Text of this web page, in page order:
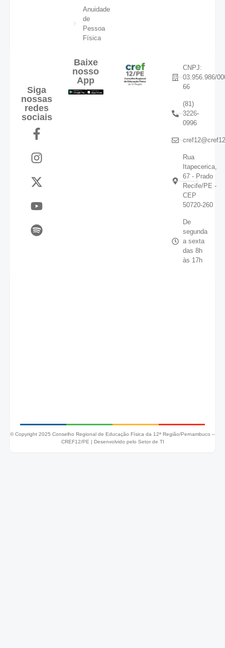
Anuidade
de
Pessoa
Física
Siga
nossas
redes
sociais
Baixe
nosso
App
CNPJ:
03.956.986/
66
(81)
3226-
0996
Rua
Itapecerica,
67 - Prado
Recife/PE -
CEP
50720-260
De
segunda
a sexta
das 8h
às 17h
© Copyright 2025 Conselho Regional de Educação Física da 12ª Região/Pernambuco –
CREF12/PE | Desenvolvido pelo Setor de TI